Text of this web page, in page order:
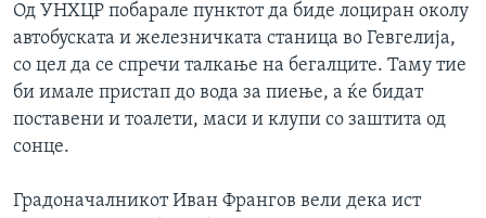
Од УНХЦР побарале пунктот да биде лоциран околу
автобуската и железничката станица во Гевгелија,
со цел да се спречи талкање на бегалците. Таму тие
би имале пристап до вода за пиење, а ќе бидат
поставени и тоалети, маси и клупи со заштита од
сонце.
Градоначалникот Иван Франгов вели дека ист